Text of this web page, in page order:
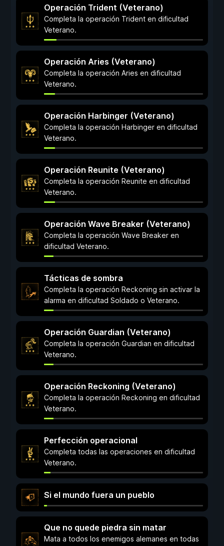
Operación Trident (Veterano)
Completa la operación Trident en dificultad
Veterano.
Operación Aries (Veterano)
Completa la operación Aries en dificultad
Veterano.
Operación Harbinger (Veterano)
Completa la operación Harbinger en dificultad
Veterano.
Operación Reunite (Veterano)
Completa la operación Reunite en dificultad
Veterano.
Operación Wave Breaker (Veterano)
Completa la operación Wave Breaker en
dificultad Veterano.
Tácticas de sombra
Completa la operación Reckoning sin activar la
alarma en dificultad Soldado o Veterano.
Operación Guardian (Veterano)
Completa la operación Guardian en dificultad
Veterano.
Operación Reckoning (Veterano)
Completa la operación Reckoning en dificultad
Veterano.
Perfección operacional
Completa todas las operaciones en dificultad
Veterano.
Si el mundo fuera un pueblo
Que no quede piedra sin matar
Mata a todos los enemigos alemanes en todas